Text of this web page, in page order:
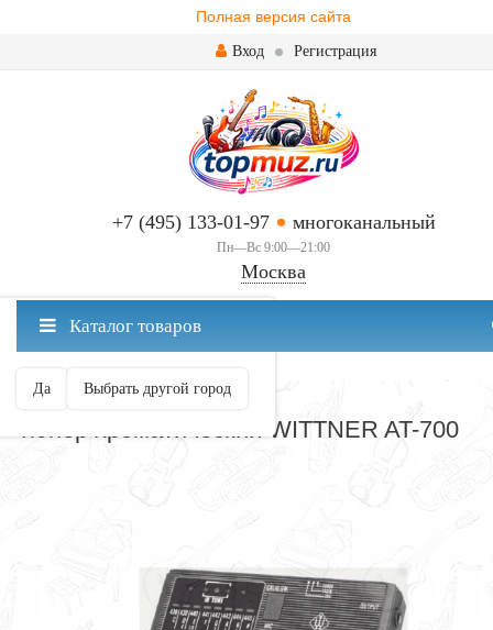
Полная версия сайта
Вход Регистрация
+7 (495) 133-01-97 многоканальный
Пн—Вс 9:00—21:00
Москва
Москва ваш город?
Да Выбрать другой город
Каталог товаров
ТЮНЕРЫ
Тюнер хроматический WITTNER AT-700